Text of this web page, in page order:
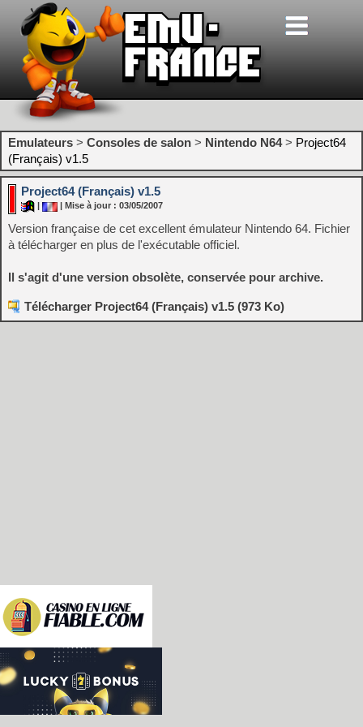
Emulateurs > Consoles de salon > Nintendo N64> Project64
(Français) v1.5
Project64 (Français) v1.5
| Mise à jour : 03/05/2007
Version française de cet excellent émulateur Nintendo 64. Fichier
à télécharger en plus de l'exécutable officiel.
Il s'agit d'une version obsolète, conservée pour archive.
Télécharger Project64 (Français) v1.5 (973 Ko)